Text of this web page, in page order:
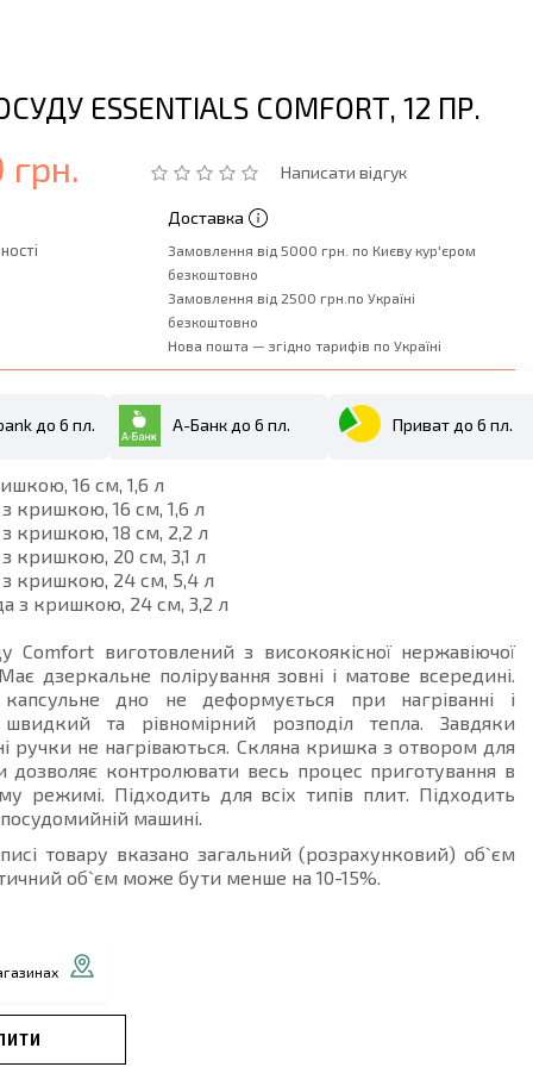
ESSENTIALS COMFORT, 12 ПР.
Написати відгук
грн.
Доставка
Замовлення від 5000 грн. по Києву кур'єром
безкоштовно
Замовлення від 2500 грн.по Україні
безкоштовно
Нова пошта — згідно тарифів по Україні
до 6 пл. А-Банк до 6 пл. Приват до 6 пл.
16 см, 1,6 л
з кришкою, 16 см, 1,6 л
з кришкою, 18 см, 2,2 л
з кришкою, 20 см, 3,1 л
з кришкою, 24 см, 5,4 л
з кришкою, 24 см, 3,2 л
Comfort виготовлений з високоякісної нержавіючої
дзеркальне полірування зовні і матове всередині.
дно не деформується при нагріванні і
швидкий та рівномірний розподіл тепла. Завдяки
ручки не нагріваються. Скляна кришка з отвором для
дозволяє контролювати весь процес приготування в
режимі. Підходить для всіх типів плит. Підходить
машині.
товару вказано загальний (розрахунковий) об`єм
об`єм може бути менше на 10-15%.